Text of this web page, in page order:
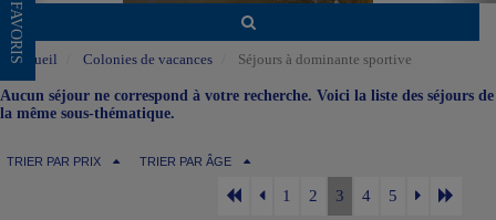
FAVORIS
Accueil Colonies de vacances Séjours à dominante sportive
Aucun séjour ne correspond à votre recherche. Voici la liste des séjours de
la même sous-thématique.
TRIER PAR PRIX TRIER PAR ÂGE
1 2 3 4 5